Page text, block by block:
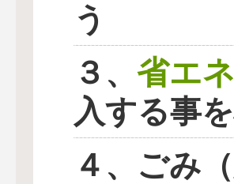
う
３、 省エ
入する事
４、ごみ